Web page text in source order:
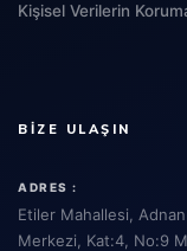
Kişisel Verilerin
BIZE ULAŞIN
ADRES :
Etiler Mahallesi,
Merkezi, Kat:4, No:9